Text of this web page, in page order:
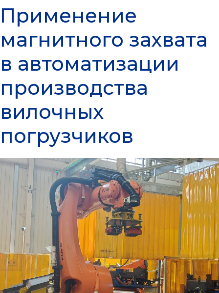
Применение
магнитного захвата
в автоматизации
производства
вилочных
погрузчиков